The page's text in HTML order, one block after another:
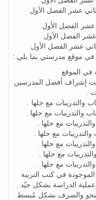
في موقع مدرستي بما يلي :
في الموقع .
إشراف أفضل المدرسين
.
والتدريبات مع حلها .
والتدريبات مع حلها .
مع حلها .
مع حلها .
مع حلها .
مع حلها .
مع حلها .
في كتب التربية
عملية الدراسة بشكل جيّد .
النحو والصرف بشكل مُبسط